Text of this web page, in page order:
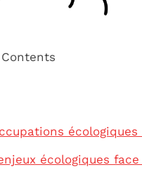
écologiques